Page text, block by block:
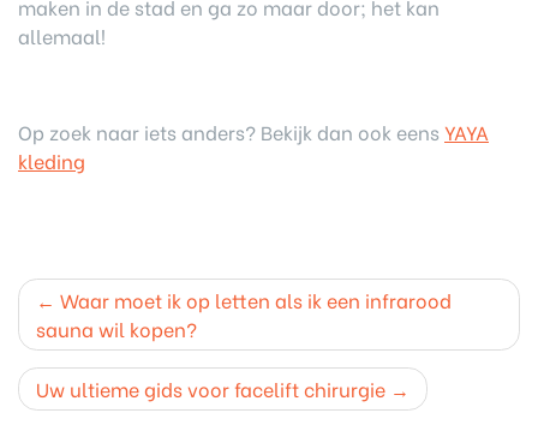
maken in de stad en ga zo maar door; het kan
allemaal!
Op zoek naar iets anders? Bekijk dan ook eens YAYA
kleding
Post
navigation
Waar moet ik op letten als ik een infrarood
sauna wil kopen?
Uw ultieme gids voor facelift chirurgie